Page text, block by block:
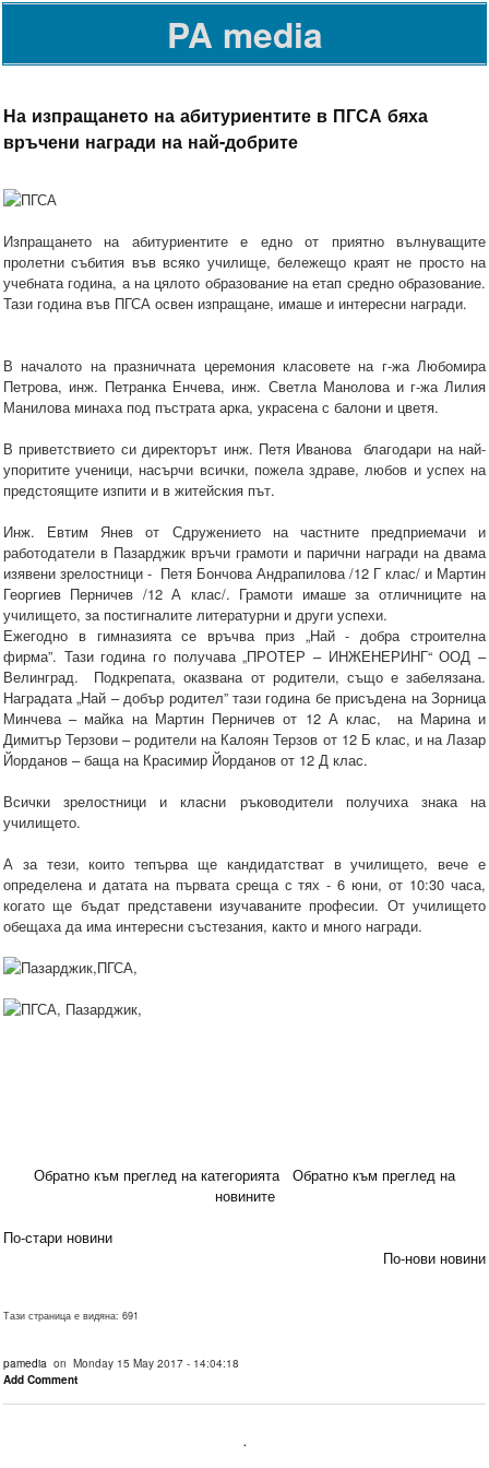
PA media
На изпращането на абитуриентите в ПГСА бяха
връчени награди на най-добрите
Изпращането на абитуриентите е едно от приятно вълнуващите
пролетни събития във всяко училище, бележещо краят не просто на
учебната година, а на цялото образование на етап средно образование.
Тази година във ПГСА освен изпращане, имаше и интересни награди.
В началото на празничната церемония класовете на г-жа Любомира
Петрова, инж. Петранка Енчева, инж. Светла Манолова и г-жа Лилия
Манилова минаха под пъстрата арка, украсена с балони и цветя.
В приветствието си директорът инж. Петя Иванова благодари на най-
упоритите ученици, насърчи всички, пожела здраве, любов и успех на
предстоящите изпити и в житейския път.
Инж. Евтим Янев от Сдружението на частните предприемачи и
работодатели в Пазарджик връчи грамоти и парични награди на двама
изявени зрелостници - Петя Бончова Андрапилова /12 Г клас/ и Мартин
Георгиев Перничев /12 А клас/. Грамоти имаше за отличниците на
училището, за постигналите литературни и други успехи.
Ежегодно в гимназията се връчва приз „Най - добра строителна
фирма”. Тази година го получава „ПРОТЕР – ИНЖЕНЕРИНГ“ ООД –
Велинград. Подкрепата, оказвана от родители, също е забелязана.
Наградата „Най – добър родител” тази година бе присъдена на Зорница
Минчева – майка на Мартин Перничев от 12 А клас, на Марина и
Димитър Терзови – родители на Калоян Терзов от 12 Б клас, и на Лазар
Йорданов – баща на Красимир Йорданов от 12 Д клас.
Всички зрелостници и класни ръководители получиха знака на
училището.
А за тези, които тепърва ще кандидатстват в училището, вече е
определена и датата на първата среща с тях - 6 юни, от 10:30 часа,
когато ще бъдат представени изучаваните професии. От училището
обещаха да има интересни състезания, както и много награди.
Обратно към преглед на категорията
Обратно към преглед на
новините
По-стари новини
По-нови новини
Тази страница е видяна: 691
pamedia on Monday 15 May 2017 - 14:04:18
Add Comment
.